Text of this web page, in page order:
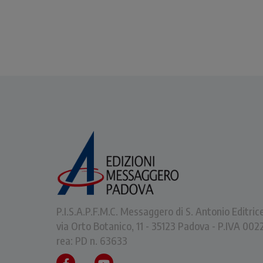
P.I.S.A.P.F.M.C. Messaggero di S. Antonio
via Orto Botanico, 11 - 35123 Padova - P.IVA
rea: PD n. 63633